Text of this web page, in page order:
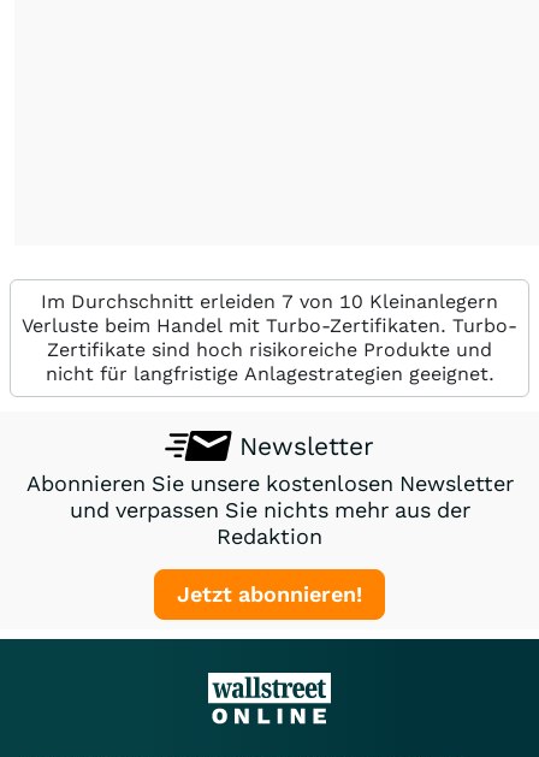
Im Durchschnitt erleiden 7 von 10 Kleinanlegern
Verluste beim Handel mit Turbo-Zertifikaten. Turbo-
Zertifikate sind hoch risikoreiche Produkte und
nicht für langfristige Anlagestrategien geeignet.
Newsletter
Abonnieren Sie unsere kostenlosen Newsletter
und verpassen Sie nichts mehr aus der
Redaktion
Jetzt abonnieren!